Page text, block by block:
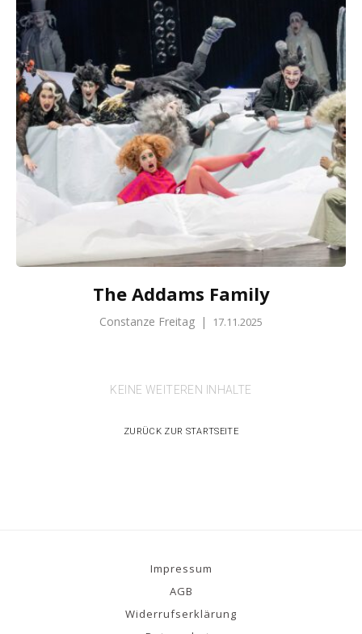
The Addams Family
Constanze Freitag | 17.11.2025
KEINE WEITEREN INHALTE
ZURÜCK ZUR STARTSEITE
Impressum
AGB
Widerrufserklärung